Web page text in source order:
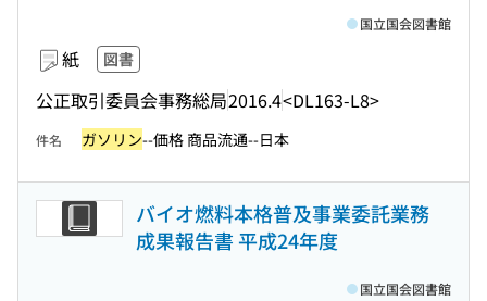
紙 図書
公正取引委員会事務総局2016.4<DL163-L8>
国立国会図書館
件名 ガソリン--価格 商品流通--日本
バイオ燃料本格普及事業委託業務
成果報告書 平成24年度
国立国会図書館